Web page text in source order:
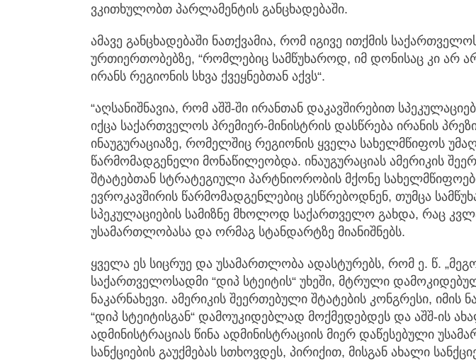
ვკითხულობთ პარლამენტის განცხადებაში.
ამავე განცხადებაში ნათქვამია, რომ იგივე ითქმის
ურთიერთობებზე, “რომლებიც სამწუხაროდ, იმ დონისაც კი არ
ირანს რეგიონის სხვა ქვეყნებთან აქვს“.
“აღსანიშნავია, რომ აშშ-ში ირანთან დაკავშირებით
იქცა საქართველოს პრემიერ-მინისტრის დასწრება ირანის
ინაუგურაციაზე, რომელშიც რეგიონის ყველა სახელმწიფოს
წარმომადგენელი მონაწილეობდა. ინაუგურაციას ამერიკის
შტატებთან სტრატეგიული პარტნიორობის მქონე
ევროკავშირის წარმომადგენლებიც ესწრებოდნენ, თუმცა
სპეკულაციების სამიზნე მხოლოდ საქართველო გახდა, რაც
უსამართლობასა და ორმაგ სტანდარტზე მიანიშნებს.
ყველა ეს სიცრუე და უსამართლობა ადასტურებს, რომ ე. წ.
საქართველოსადმი “დიპ სტეიტის“ უხეში, მტრული
ნაკარნახევი. ამერიკის შეერთებული შტატების კონგრესი, იმის
“დიპ სტეიტისგან“ დამოუკიდებლად მოქმედებდეს და აშშ-ის
ადმინისტრაციას წინა ადმინისტრაციის მიერ დაწესებული
სანქციების გაუქმებას სთხოვდეს, პირიქით, მისგან ახალი